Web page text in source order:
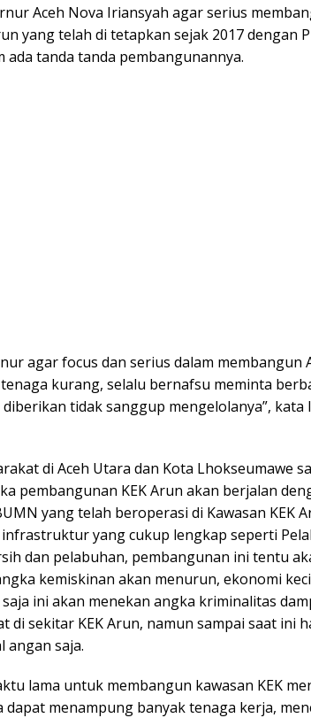
Aceh Nova Iriansyah agar serius
yang telah di tetapkan sejak 2017 dengan
ada tanda tanda pembangunannya.
agar focus dan serius dalam membangun
kurang, selalu bernafsu meminta
tidak sanggup mengelolanya”, kata
di Aceh Utara dan Kota Lhokseumawe
pembangunan KEK Arun akan berjalan
yang telah beroperasi di Kawasan KEK
yang cukup lengkap seperti
dan pelabuhan, pembangunan ini tentu
kemiskinan akan menurun, ekonomi
ini akan menekan angka kriminalitas
di sekitar KEK Arun, namun sampai saat ini
angan saja.
lama untuk membangun kawasan KEK
dapat menampung banyak tenaga kerja,